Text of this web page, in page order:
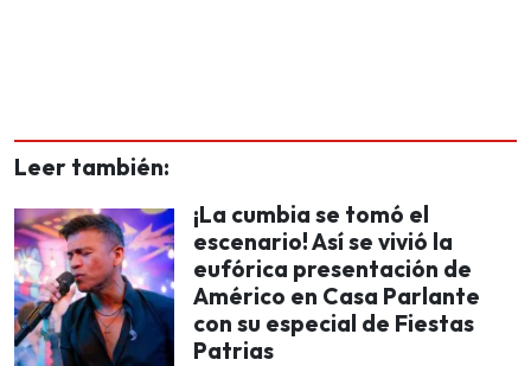
Leer también:
¡La cumbia se tomó el
escenario! Así se vivió la
eufórica presentación de
Américo en Casa Parlante
con su especial de Fiestas
Patrias